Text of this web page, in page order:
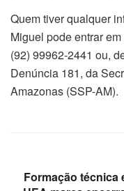
Quem tiver qualquer
Miguel pode entrar
(92) 99962-2441 ou,
Denúncia 181, da
Amazonas (SSP-AM).
Formação técnica